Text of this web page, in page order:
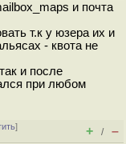
и почта
т.к у юзера их и
- квота не
и после
при любом
]
+ / –